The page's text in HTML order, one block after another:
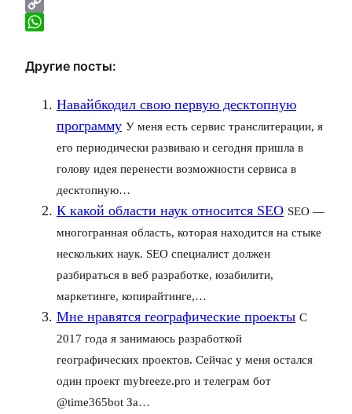
X
Copy
Другие посты:
Навайбкодил свою первую десктопную
программу У меня есть сервис транслитерации, я
его периодически развиваю и сегодня пришла в
голову идея перенести возможности сервиса в
десктопную…
К какой области наук относится SEO SEO —
многогранная область, которая находится на стыке
нескольких наук. SEO специалист должен
разбираться в веб разработке, юзабилити,
маркетинге, копирайтинге,…
Мне нравятся географические проекты С
2017 года я занимаюсь разработкой
географических проектов. Сейчас у меня остался
один проект mybreeze.pro и телеграм бот
@time365bot За…